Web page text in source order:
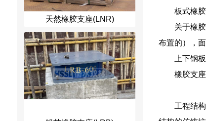
天然橡胶支座(LNR)
板式橡
关于橡
布置的），
上下钢
橡胶支
工程结